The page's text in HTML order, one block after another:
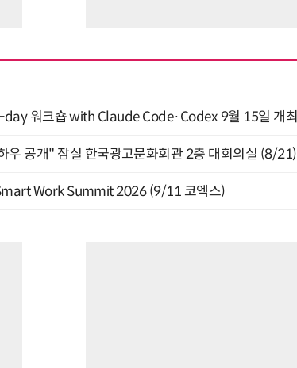
day 워크숍 with Claude Code·Codex 9월 15일 개최
우 공개" 잠실 한국광고문화회관 2층 대회의실 (8/21)
Work Summit 2026 (9/11 코엑스)